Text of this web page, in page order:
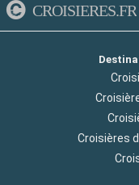
CROISIERES.FR
Croisières